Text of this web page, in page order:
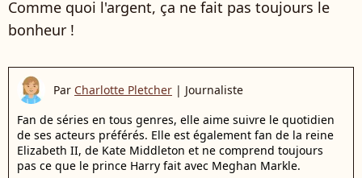
Comme quoi l'argent, ça ne fait pas toujours le
bonheur !
Par Charlotte Pletcher | Journaliste
Fan de séries en tous genres, elle aime suivre le quotidien
de ses acteurs préférés. Elle est également fan de la reine
Elizabeth II, de Kate Middleton et ne comprend toujours
pas ce que le prince Harry fait avec Meghan Markle.